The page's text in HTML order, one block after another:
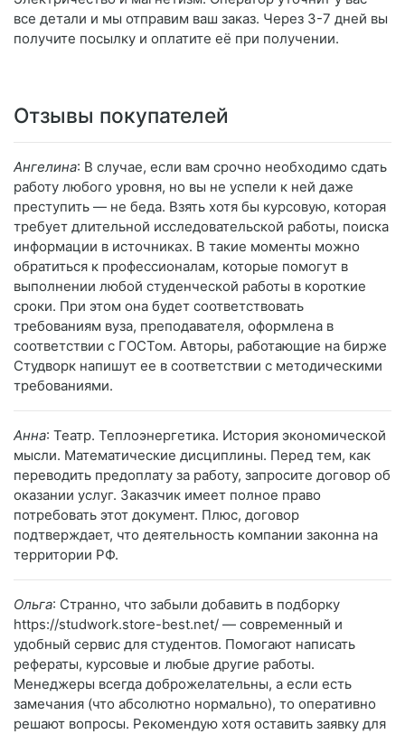
все детали и мы отправим ваш заказ. Через 3-7 дней вы
получите посылку и оплатите её при получении.
Отзывы покупателей
Ангелина: В случае, если вам срочно необходимо сдать
работу любого уровня, но вы не успели к ней даже
преступить — не беда. Взять хотя бы курсовую, которая
требует длительной исследовательской работы, поиска
информации в источниках. В такие моменты можно
обратиться к профессионалам, которые помогут в
выполнении любой студенческой работы в короткие
сроки. При этом она будет соответствовать
требованиям вуза, преподавателя, оформлена в
соответствии с ГОСТом. Авторы, работающие на бирже
Студворк напишут ее в соответствии с методическими
требованиями.
Анна: Театр. Теплоэнергетика. История экономической
мысли. Математические дисциплины. Перед тем, как
переводить предоплату за работу, запросите договор об
оказании услуг. Заказчик имеет полное право
потребовать этот документ. Плюс, договор
подтверждает, что деятельность компании законна на
территории РФ.
Ольга: Странно, что забыли добавить в подборку
https://studwork.store-best.net/ — современный и
удобный сервис для студентов. Помогают написать
рефераты, курсовые и любые другие работы.
Менеджеры всегда доброжелательны, а если есть
замечания (что абсолютно нормально), то оперативно
решают вопросы. Рекомендую хотя оставить заявку для